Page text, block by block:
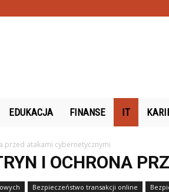
EDUKACJA FINANSE IT
przed atakami cybernetycznymi
I OCHRONA
Bezpieczeństwo transakcji online